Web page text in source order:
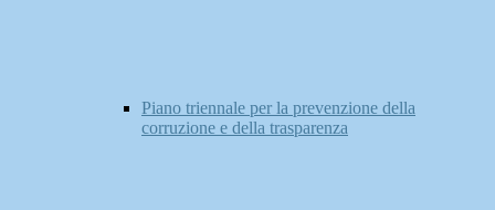
Piano triennale per la prevenzione della
corruzione e della trasparenza